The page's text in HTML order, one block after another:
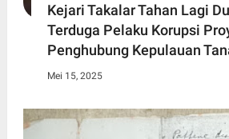
Kejari Takalar Tahan Lagi
Terduga Pelaku Korupsi
Penghubung Kepulauan
Mei 15, 2025